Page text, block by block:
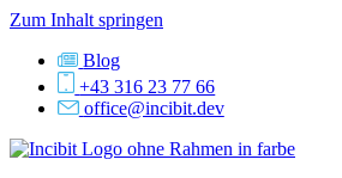
Zum Inhalt springen
Blog
+43 316 23 77 66
office@incibit.dev